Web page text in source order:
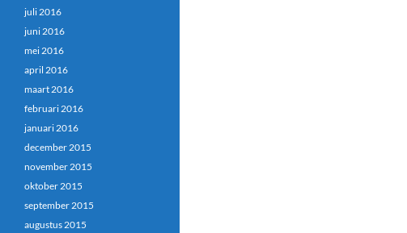
juli 2016
juni 2016
mei 2016
april 2016
maart 2016
februari 2016
januari 2016
december 2015
november 2015
oktober 2015
september 2015
augustus 2015